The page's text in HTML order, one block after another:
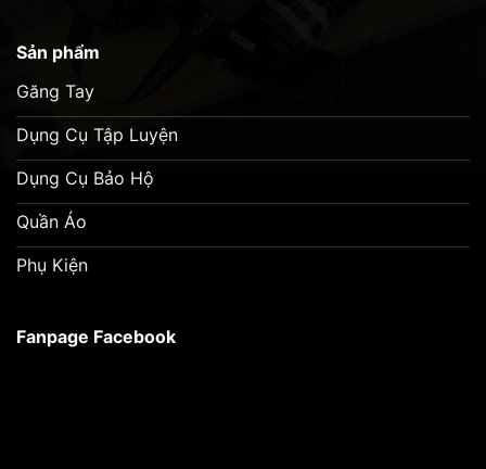
Sản phẩm
Găng Tay
Dụng Cụ Tập Luyện
Dụng Cụ Bảo Hộ
Quần Áo
Phụ Kiện
Fanpage Facebook